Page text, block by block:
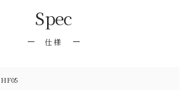
Spec
仕様
HF05